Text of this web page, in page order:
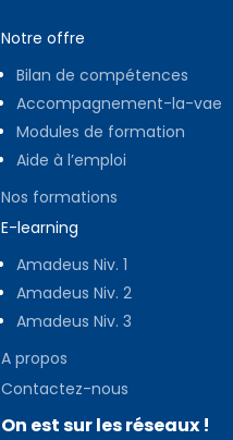
Notre offre
Bilan de compétences
Accompagnement-la-vae
Modules de formation
Aide à l’emploi
Nos formations
E-learning
Amadeus Niv. 1
Amadeus Niv. 2
Amadeus Niv. 3
A propos
Contactez-nous
On est sur les réseaux !